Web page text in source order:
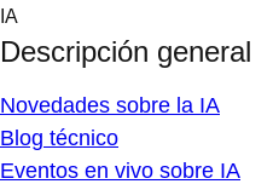
Skip
content
IA
Descripción general
Novedades sobre la IA
Blog técnico
Eventos en vivo sobre IA